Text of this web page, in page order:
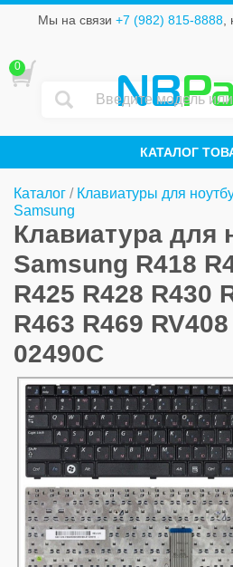
Мы на связи +7 (982) 815-8888,
NB
КАТАЛОГ
0
Каталог / Клавиатуры для
Samsung
Клавиатура для
Samsung R418
R425 R428 R430
R463 R469
02490C